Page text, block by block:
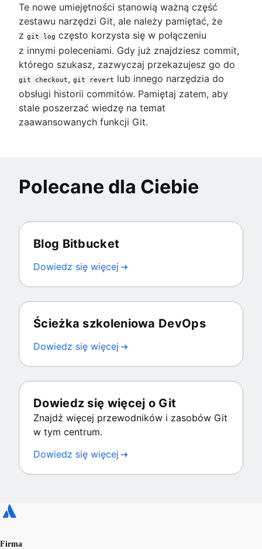
Te nowe umiejętności stanowią ważną część
zestawu narzędzi Git, ale należy pamiętać, że
z git log często korzysta się w połączeniu
z innymi poleceniami. Gdy już znajdziesz commit,
którego szukasz, zazwyczaj przekazujesz go do
git checkout, git revert lub innego narzędzia do
obsługi historii commitów. Pamiętaj zatem, aby
stale poszerzać wiedzę na temat
zaawansowanych funkcji Git.
Polecane dla Ciebie
Blog Bitbucket
Dowiedz się więcej
Ścieżka szkoleniowa DevOps
Dowiedz się więcej
Dowiedz się więcej o Git
Znajdź więcej przewodników i zasobów Git
w tym centrum.
Dowiedz się więcej
Firma